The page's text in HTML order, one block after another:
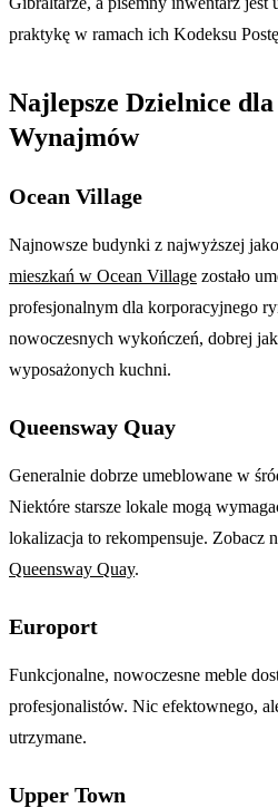
praktykę w ramach ich Kodeksu
Najlepsze Dzielnice
Wynajmów
Ocean Village
Najnowsze budynki z najwyższej
mieszkań w Ocean Village zostało
profesjonalnym dla korporacyjnego
nowoczesnych wykończeń, dobrej
wyposażonych kuchni.
Queensway Quay
Generalnie dobrze umeblowane w
Niektóre starsze lokale mogą
lokalizacja to rekompensuje. Zobacz
Queensway Quay.
Europort
Funkcjonalne, nowoczesne meble
profesjonalistów. Nic efektownego,
utrzymane.
Upper Town